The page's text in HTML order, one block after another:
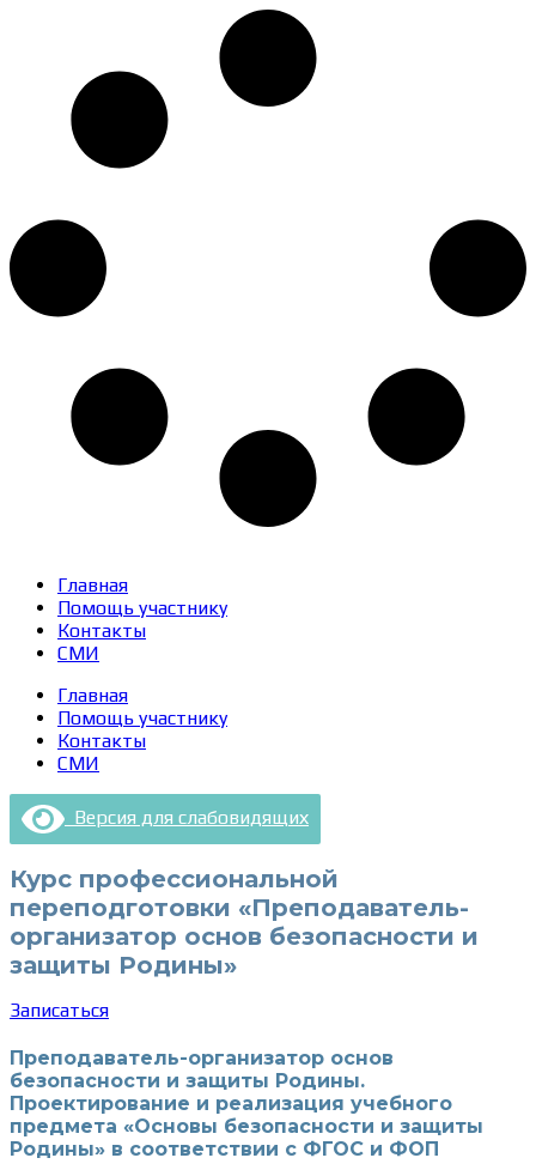
Главная
Помощь участнику
Контакты
СМИ
Главная
Помощь участнику
Контакты
СМИ
Версия для слабовидящих
Курс профессиональной
переподготовки «Преподаватель-
организатор основ безопасности и
защиты Родины»
Записаться
Преподаватель-организатор основ
безопасности и защиты Родины.
Проектирование и реализация учебного
предмета «Основы безопасности и защиты
Родины» в соответствии с ФГОС и ФОП